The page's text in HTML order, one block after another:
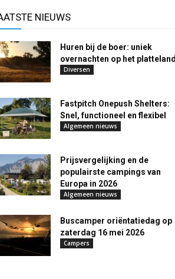
NIEUWS
Huren bij de boer: uniek
overnachten op het platteland
Diversen
Fastpitch Onepush Shelters:
Snel, functioneel en flexibel
Algemeen nieuws
Prijsvergelijking en de
populairste campings van
Europa in 2026
Algemeen nieuws
Buscamper oriëntatiedag op
zaterdag 16 mei 2026
Campers